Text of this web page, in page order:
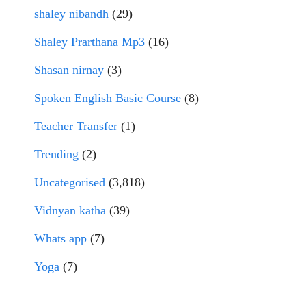
shaley nibandh (29)
Shaley Prarthana Mp3 (16)
Shasan nirnay (3)
Spoken English Basic Course (8)
Teacher Transfer (1)
Trending (2)
Uncategorised (3,818)
Vidnyan katha (39)
Whats app (7)
Yoga (7)